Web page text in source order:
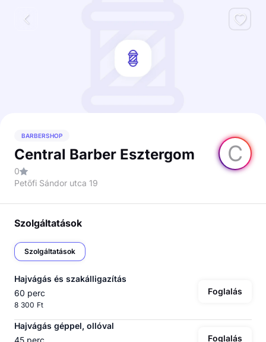
C
BARBERSHOP
Central Barber Esztergom
0
Petőfi Sándor utca 19
Szolgáltatások
Szolgáltatások
Hajvágás és szakálligazítás
60 perc
8 300 Ft
Foglalás
Hajvágás géppel, ollóval
45 perc
Foglalás